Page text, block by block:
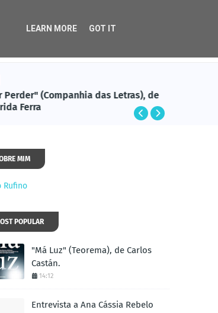
(Companhia das Letras), de
MIM
Rufino
POPULAR
"Má Luz" (Teorema), de Carlos
Castán.
14:12
Entrevista a Ana Cássia Rebelo
LEARN MORE GOT IT